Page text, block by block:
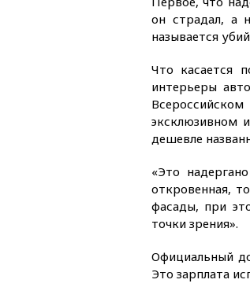
он страдал, а
называется
Что касается
интерьеры
эксклюзивном
дешевле
«Это
откровенная,
фасады, при
точки зрения».
Официальный
Это зарплата